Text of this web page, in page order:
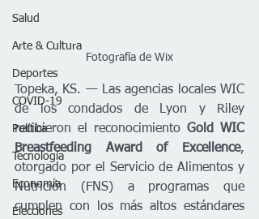
Salud
Arte & Cultura
Deportes
COVID-19
Política
Tecnología
Economía
Elecciones
Fotografía de Wix
Topeka, KS. — Las agencias locales WIC
de los condados de Lyon y Riley
recibieron el reconocimiento Gold WIC
Breastfeeding Award of Excellence,
otorgado por el Servicio de Alimentos y
Nutrición (FNS) a programas que
cumplen con los más altos estándares